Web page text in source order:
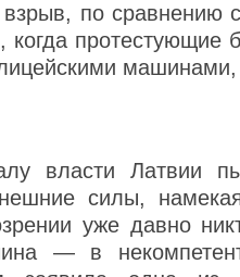
по сравнению
когда протестующие
машинами,
власти Латвии
силы,
уже давно
— в